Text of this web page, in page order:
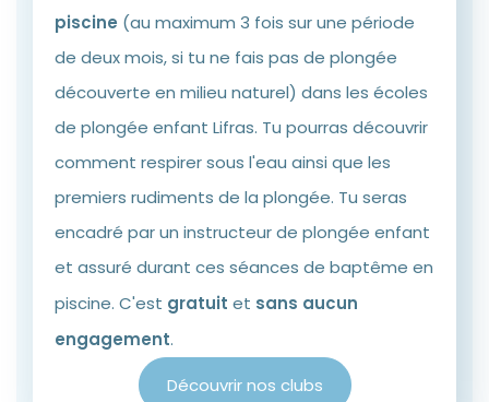
piscine (au maximum 3 fois sur une période
de deux mois, si tu ne fais pas de plongée
découverte en milieu naturel) dans les écoles
de plongée enfant Lifras. Tu pourras découvrir
comment respirer sous l'eau ainsi que les
premiers rudiments de la plongée. Tu seras
encadré par un instructeur de plongée enfant
et assuré durant ces séances de baptême en
piscine. C'est gratuit et sans aucun
engagement.
Découvrir nos clubs